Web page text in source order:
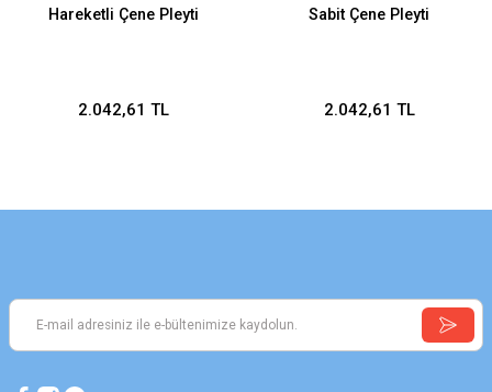
Hareketli Çene Pleyti
2.042,61 TL
Sabit Çene Pleyti
2.042,61 TL